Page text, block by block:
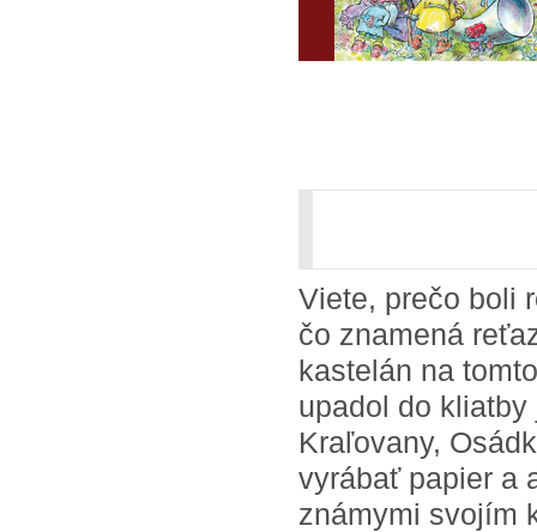
Viete, prečo boli
čo znamená
kastelán na
upadol do
Kraľovany,
vyrábať papier a
známymi svojím